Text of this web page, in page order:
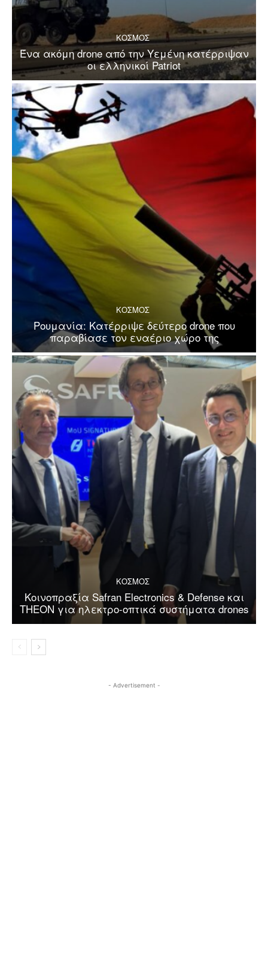
ΚΟΣΜΟΣ
Ένα ακόμη drone από την Υεμένη κατέρριψαν
οι ελληνικοί Patriot
ΚΟΣΜΟΣ
Ρουμανία: Κατέρριψε δεύτερο drone που
παραβίασε τον εναέριο χώρο της
ΚΟΣΜΟΣ
Κοινοπραξία Safran Electronics & Defense και
THEON για ηλεκτρο-οπτικά συστήματα drones
- Advertisement -